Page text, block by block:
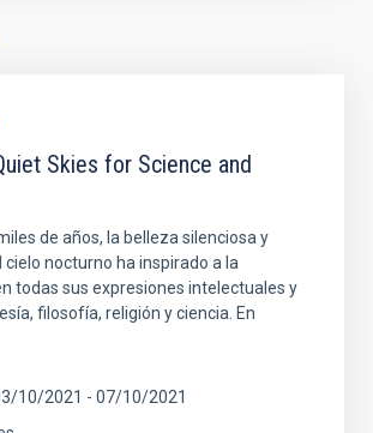
Skies for Science and
de años, la belleza silenciosa y
cielo nocturno ha inspirado a la
todas sus expresiones intelectuales y
filosofía, religión y ciencia. En
10/2021 - 07/10/2021